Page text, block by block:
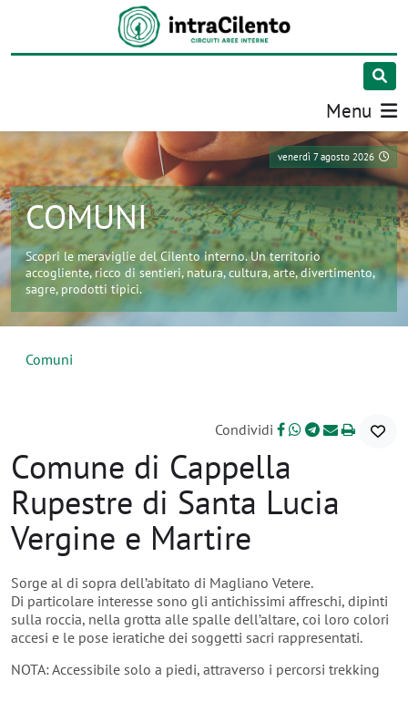
Menu
venerdì 7 agosto 2026
COMUNI
Scopri le meraviglie del Cilento interno. Un territorio
accogliente, ricco di sentieri, natura, cultura, arte, divertimento,
sagre, prodotti tipici.
Comuni
Condividi
Comune di Cappella
Rupestre di Santa Lucia
Vergine e Martire
Sorge al di sopra dell’abitato di Magliano Vetere.
Di particolare interesse sono gli antichissimi affreschi, dipinti
sulla roccia, nella grotta alle spalle dell’altare, coi loro colori
accesi e le pose ieratiche dei soggetti sacri rappresentati.
NOTA: Accessibile solo a piedi, attraverso i percorsi trekking